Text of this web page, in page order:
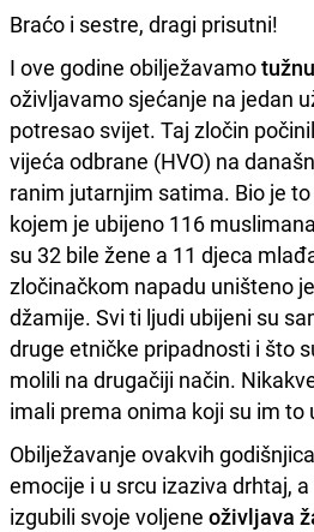
Braćo i sestre, dragi prisutni!
I ove godine obilježavamo
oživljavamo sjećanje na jedan
potresao svijet. Taj zločin
vijeća odbrane (HVO) na
ranim jutarnjim satima. Bio je
kojem je ubijeno 116
su 32 bile žene a 11 djeca
zločinačkom napadu uništeno
džamije. Svi ti ljudi ubijeni su
druge etničke pripadnosti i što
molili na drugačiji način.
imali prema onima koji su im to
Obilježavanje ovakvih
emocije i u srcu izaziva drhtaj,
izgubili svoje voljene oživljava